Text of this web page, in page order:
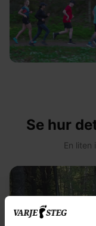
Se hur
En liten